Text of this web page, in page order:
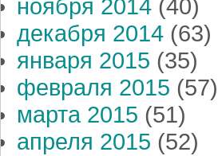
ноября 2014 (40)
декабря 2014 (63)
января 2015 (35)
февраля 2015 (57)
марта 2015 (51)
апреля 2015 (52)